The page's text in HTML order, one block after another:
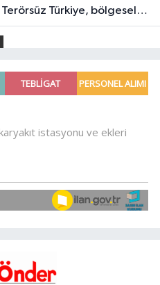
Türkiye, bölgesel
ve Gazze mesajı